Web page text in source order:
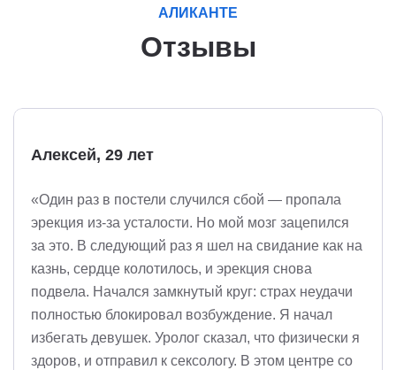
АЛИКАНТЕ
Отзывы
Алексей, 29 лет
«Один раз в постели случился сбой — пропала
эрекция из-за усталости. Но мой мозг зацепился
за это. В следующий раз я шел на свидание как на
казнь, сердце колотилось, и эрекция снова
подвела. Начался замкнутый круг: страх неудачи
полностью блокировал возбуждение. Я начал
избегать девушек. Уролог сказал, что физически я
здоров, и отправил к сексологу. В этом центре со